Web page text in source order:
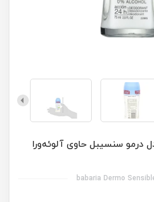
درمو سنسیبل حاوی آلوئه‌ورا
babaria Dermo